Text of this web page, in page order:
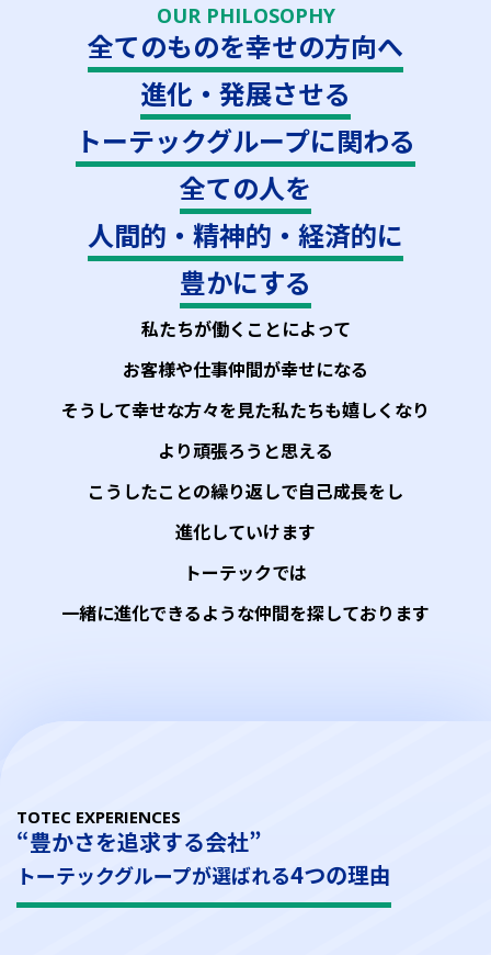
OUR PHILOSOPHY
全てのものを幸せの方向へ
進化・発展させる
トーテックグループに関わる
全ての人を
人間的・精神的・経済的に
豊かにする
私たちが働くことによって
お客様や仕事仲間が幸せになる
そうして幸せな方々を見た私たちも嬉しくなり
より頑張ろうと思える
こうしたことの繰り返しで自己成長をし
進化していけます
トーテックでは
一緒に進化できるような仲間を探しております
TOTEC EXPERIENCES
“豊かさを追求する会社”
トーテックグループが選ばれる4つの理由